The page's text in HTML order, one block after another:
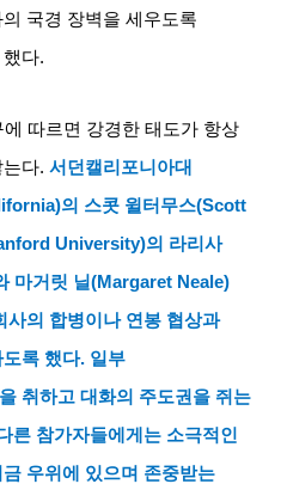
국경 장벽을 세우도록
했다.
따르면 강경한 태도가 항상
는다.서던캘리포니아대
의 스콧 윌터무스(Scott
University)의 라리사
마거릿 닐(Margaret Neale)
사의 합병이나 연봉 협상과
록 했다. 일부
취하고 대화의 주도권을 쥐는
른 참가자들에게는 소극적인
우위에 있으며 존중받는